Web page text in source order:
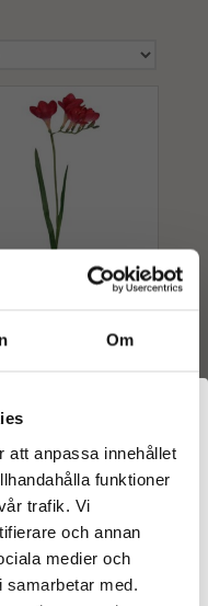
Om
att anpassa innehållet
funktioner
trafik. Vi
och annan
medier och
med.
| Snittblomma
kr
alltid justera ditt val
moms)